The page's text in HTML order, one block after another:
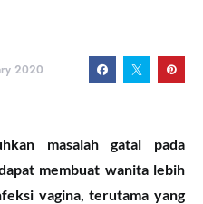
2020
masalah gatal pada
membuat wanita lebih
vagina, terutama yang